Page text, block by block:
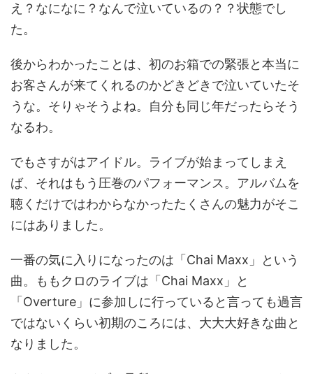
え？なになに？なんで泣いているの？？状態でし
た。
後からわかったことは、初のお箱での緊張と本当に
お客さんが来てくれるのかどきどきで泣いていたそ
うな。そりゃそうよね。自分も同じ年だったらそう
なるわ。
でもさすがはアイドル。ライブが始まってしまえ
ば、それはもう圧巻のパフォーマンス。アルバムを
聴くだけではわからなかったたくさんの魅力がそこ
にはありました。
一番の気に入りになったのは「Chai Maxx」という
曲。ももクロのライブは「Chai Maxx」と
「Overture」に参加しに行っていると言っても過言
ではないくらい初期のころには、大大大好きな曲と
なりました。